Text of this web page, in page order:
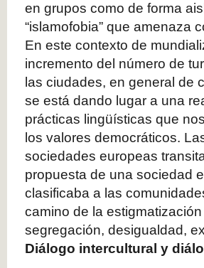
en grupos como de forma
“islamofobia” que amenaza
En este contexto de
incremento del número de
las ciudades, en general de
se está dando lugar a una
prácticas lingüísticas que
los valores democráticos.
sociedades europeas
propuesta de una sociedad
clasificaba a las
camino de la
segregación, desigualdad,
Diálogo intercultural y